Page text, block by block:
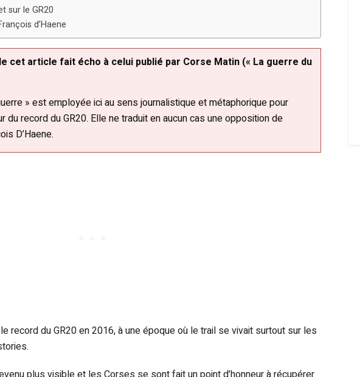
sur le GR20
d’Haene
cet article fait écho à celui publié par Corse Matin (« La guerre du
» est employée ici au sens journalistique et métaphorique pour
record du GR20. Elle ne traduit en aucun cas une opposition de
D’Haene.
record du GR20 en 2016, à une époque où le trail se vivait surtout sur les